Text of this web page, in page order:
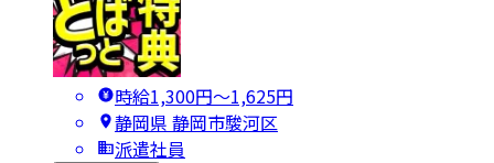
時給1,300円〜1,625円
静岡県 静岡市駿河区
派遣社員